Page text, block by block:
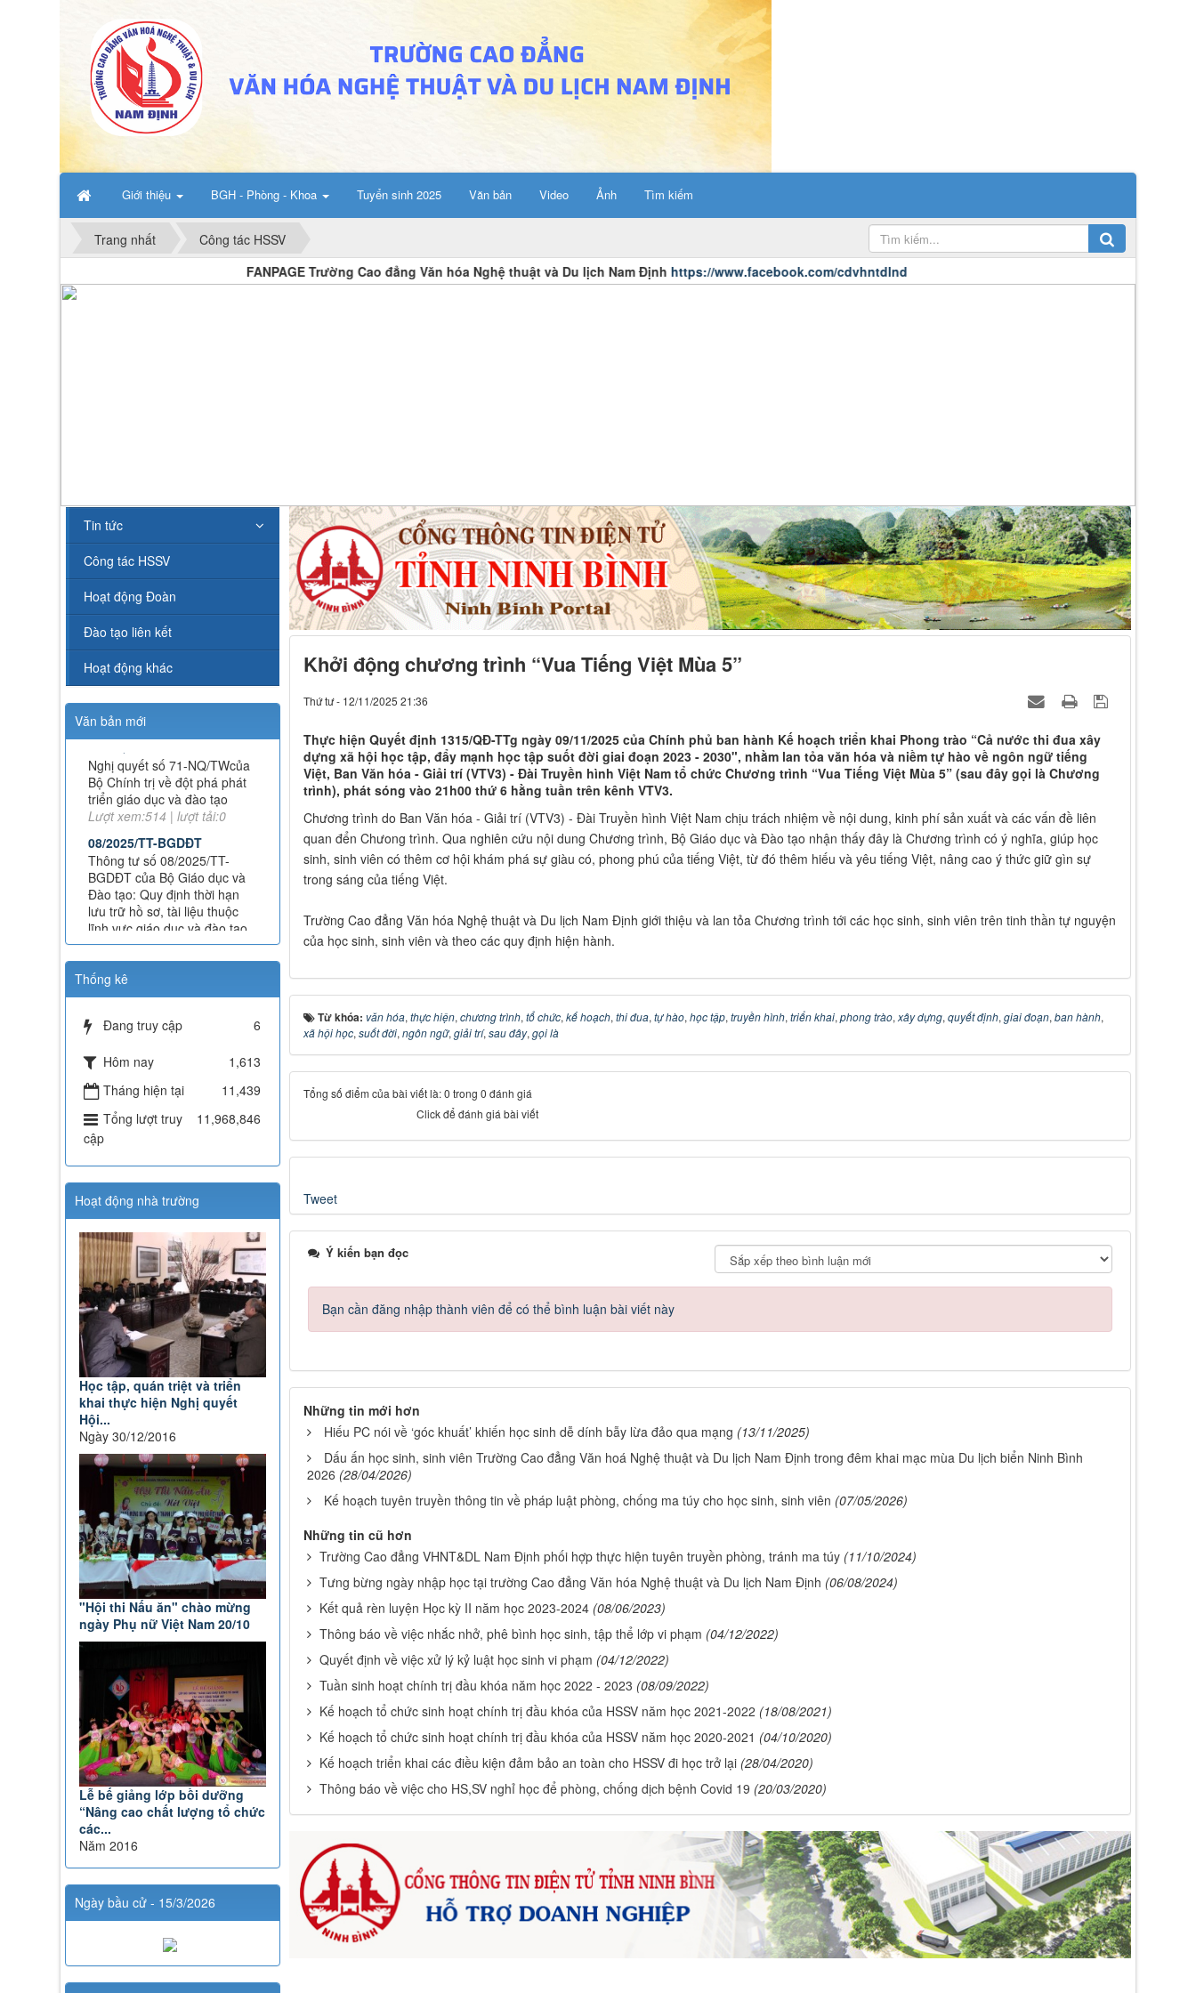
Giới thiệu BGH - Phòng - Khoa Tuyển sinh 2025 Văn bản Video Ảnh Tìm kiếm
Trang nhất
Công tác HSSV
FANPAGE Trường Cao đẳng Văn hóa Nghệ thuật và Du lịch Nam Địnhhttps://www.facebook.com/cdvhntdlnd
Khởi động chương trình “Vua Tiếng Việt Mùa 5”
Thứ tư - 12/11/2025 21:36
Thực hiện Quyết định 1315/QĐ-TTg ngày 09/11/2025 của Chính phủ ban hành Kế hoạch triển khai Phong trào “Cả nước thi đua xây
dựng xã hội học tập, đẩy mạnh học tập suốt đời giai đoạn 2023 - 2030", nhằm lan tỏa văn hóa và niềm tự hào về ngôn ngữ tiếng
Việt, Ban Văn hóa - Giải trí (VTV3) - Đài Truyền hình Việt Nam tổ chức Chương trình “Vua Tiếng Việt Mùa 5” (sau đây gọi là Chương
trình), phát sóng vào 21h00 thứ 6 hằng tuần trên kênh VTV3.
Chương trình do Ban Văn hóa - Giải trí (VTV3) - Đài Truyền hình Việt Nam chịu trách nhiệm về nội dung, kinh phí sản xuất và các vấn đề liên
quan đển Chưong trình. Qua nghiên cứu nội dung Chương trình, Bộ Giáo dục và Đào tạo nhận thấy đây là Chương trình có ý nghĩa, giúp học
sinh, sinh viên có thêm cơ hội khám phá sự giàu có, phong phú của tiếng Việt, từ đó thêm hiếu và yêu tiếng Việt, nâng cao ý thức giữ gìn sự
trong sáng của tiếng Việt.
Trường Cao đẳng Văn hóa Nghệ thuật và Du lịch Nam Định giới thiệu và lan tỏa Chương trình tới các học sinh, sinh viên trên tinh thần tự nguyện
của học sinh, sinh viên và theo các quy định hiện hành.
Từ khóa: văn hóa, thực hiện, chương trình, tổ chức, kế hoạch, thi đua, tự hào, học tập, truyền hình, triển khai, phong trào, xây dựng, quyết định, giai đoạn, ban hành,
xã hội học, suốt đời, ngôn ngữ, giải trí, sau đây, gọi là
Tổng số điểm của bài viết là: 0 trong 0 đánh giá
Click để đánh giá bài viết
Tweet
Ý kiến bạn đọc
Bạn cần đăng nhập thành viên để có thể bình luận bài viết này
Những tin mới hơn
Hiếu PC nói về ‘góc khuất’ khiến học sinh dễ dính bẫy lừa đảo qua mạng (13/11/2025)
Dấu ấn học sinh, sinh viên Trường Cao đẳng Văn hoá Nghệ thuật và Du lịch Nam Định trong đêm khai mạc mùa Du lịch biển Ninh Bình
2026 (28/04/2026)
Kế hoạch tuyên truyền thông tin về pháp luật phòng, chống ma túy cho học sinh, sinh viên (07/05/2026)
Những tin cũ hơn
Trường Cao đẳng VHNT&DL Nam Định phối hợp thực hiện tuyên truyền phòng, tránh ma túy (11/10/2024)
Tưng bừng ngày nhập học tại trường Cao đẳng Văn hóa Nghệ thuật và Du lịch Nam Định (06/08/2024)
Kết quả rèn luyện Học kỳ II năm học 2023-2024 (08/06/2023)
Thông báo về việc nhắc nhở, phê bình học sinh, tập thể lớp vi phạm (04/12/2022)
Quyết định về việc xử lý kỷ luật học sinh vi phạm (04/12/2022)
Tuần sinh hoạt chính trị đầu khóa năm học 2022 - 2023 (08/09/2022)
Kế hoạch tổ chức sinh hoạt chính trị đầu khóa của HSSV năm học 2021-2022 (18/08/2021)
Kế hoạch tổ chức sinh hoạt chính trị đầu khóa của HSSV năm học 2020-2021 (04/10/2020)
Kế hoạch triển khai các điều kiện đảm bảo an toàn cho HSSV đi học trở lại (28/04/2020)
Thông báo về việc cho HS,SV nghỉ học để phòng, chống dịch bệnh Covid 19 (20/03/2020)
Tin tức
Công tác HSSV
Hoạt động Đoàn
Đào tạo liên kết
Hoạt động khác
Văn bản mới
43/KH-TCĐVHNT&DLNĐ
Kế hoạch chuyển đổi vị trí
công tác năm 2026
Lượt xem:245 | lượt tải:147
238/2025/NĐ-CP
Quy định về chính sách học
phí, miễn, giảm, hỗ trợ học
phí, hỗ trợ chi phí học tập và
giáo dục, đào tạo
Lượt xem:347 | lượt tải:225
71-NQ/TW
Nghị quyết số 71-NQ/TWcủa
Bộ Chính trị về đột phá phát
triển giáo dục và đào tạo
Lượt xem:514 | lượt tải:0
08/2025/TT-BGDĐT
BGDĐT của Bộ Giáo dục và
Đào tạo: Quy định thời hạn
lưu trữ hồ sơ, tài liệu thuộc
lĩnh vực giáo dục và đào tạo
Lượt xem:573 | lượt tải:0
Quy định quy tắc ứng xử của
nhà giáo trường Cao đẳng
VHNT&DL Nam Định
Lượt xem:152 | lượt tải:101
Kế hoạch chuyển đổi vị trí
công tác năm 2026
Lượt xem:245 | lượt tải:147
238/2025/NĐ-CP
Quy định về chính sách học
giá dịch vụ trong lĩnh vực
giáo dục, đào tạo
71-NQ/TW
Nghị quyết số 71-NQ/TWcủa
Bộ Chính trị về đột phá phát
triển giáo dục và đào tạo
Lượt xem:514 | lượt tải:0
08/2025/TT-BGDĐT
Thông tư số 08/2025/TT-
BGDĐT của Bộ Giáo dục và
Đào tạo: Quy định thời hạn
lưu trữ hồ sơ, tài liệu thuộc
lĩnh vực giáo dục và đào tạo
Lượt xem:573 | lượt tải:0
Thống kê
Đang truy cập 6
Hôm nay
1,613
Tháng hiện tại
11,439
Tổng lượt truy
cập
11,968,846
Hoạt động nhà trường
Học tập, quán triệt và triển
khai thực hiện Nghị quyết
Hội...
Ngày 30/12/2016
"Hội thi Nấu ăn" chào mừng
ngày Phụ nữ Việt Nam 20/10
Lễ bế giảng lớp bồi dưỡng
“Nâng cao chất lượng tổ chức
các...
Năm 2016
Ngày bầu cử - 15/3/2026